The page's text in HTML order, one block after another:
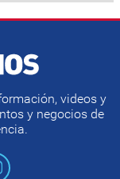
videos y
y negocios de